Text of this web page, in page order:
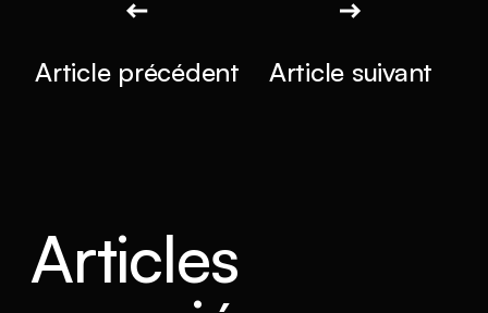
Article précédent Article suivant
Articles